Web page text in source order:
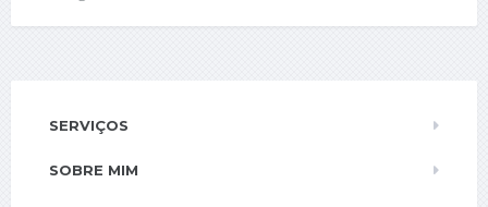
SERVIÇOS
SOBRE MIM